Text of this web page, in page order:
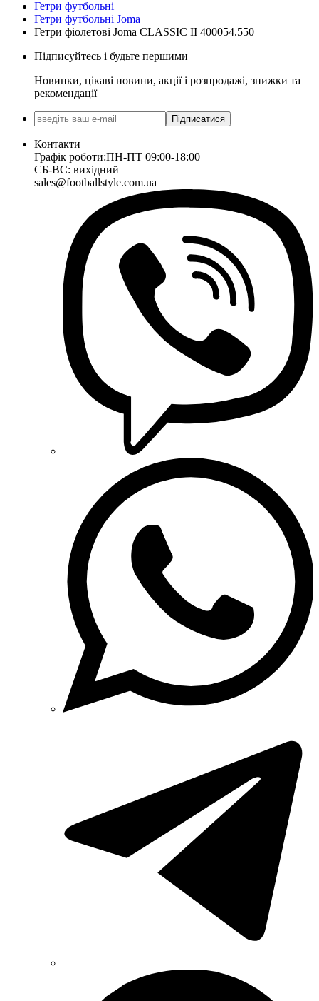
Гетри футбольні
Гетри футбольні Joma
Гетри фіолетові Joma CLASSIC II 400054.550
Підписуйтесь і будьте першими
Новинки, цікаві новини, акції і розпродажі, знижки та
рекомендації
Підписатися
Контакти
Графік роботи:ПН-ПТ 09:00-18:00
СБ-ВС: вихідний
sales@footballstyle.com.ua